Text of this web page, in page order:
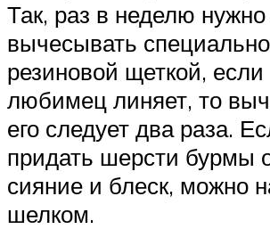
Так, раз в неделю нужно
вычесывать
резиновой щеткой,
любимец линяет, то
его следует два раза.
придать шерсти бурмы
сияние и блеск, можно
шелком.